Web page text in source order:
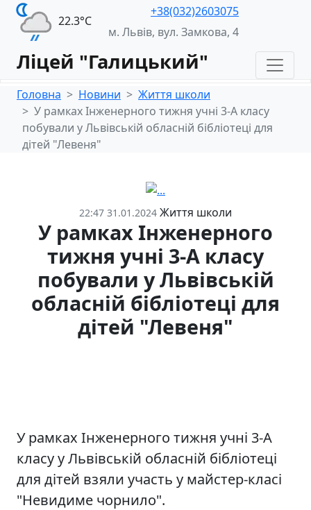
22.3°С
+38(032)2603075
м. Львів, вул. Замкова, 4
Ліцей "Галицький"
Головна Новини
Життя школи
У рамках Інженерного тижня учні 3-А класу
побували у Львівській обласній бібліотеці для
дітей "Левеня"
22:47 31.01.2024 Життя школи
У рамках Інженерного
тижня учні 3-А класу
побували у Львівській
обласній бібліотеці для
дітей "Левеня"
У рамках Інженерного тижня учні 3-А
класу у Львівській обласній бібліотеці
для дітей взяли участь у майстер-класі
"Невидиме чорнило".